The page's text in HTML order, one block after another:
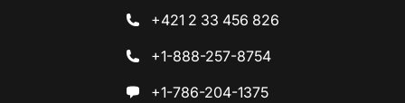
+421 2 33 456 826
+1-888-257-8754
+1-786-204-1375